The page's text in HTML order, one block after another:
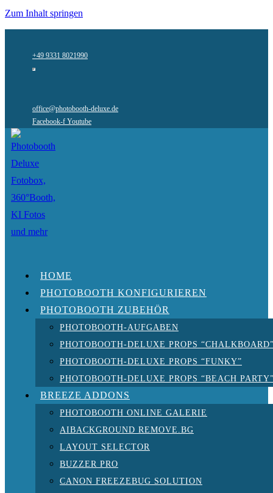
Zum Inhalt springen
+49 9331 8021990
office@photobooth-deluxe.de
Facebook-f Youtube
HOME
PHOTOBOOTH KONFIGURIEREN
PHOTOBOOTH ZUBEHÖR
PHOTOBOOTH-AUFGABEN
PHOTOBOOTH-DELUXE PROPS
PHOTOBOOTH-DELUXE PROPS “FUNKY”
PHOTOBOOTH-DELUXE PROPS “BEACH
BREEZE ADDONS
PHOTOBOOTH ONLINE GALERIE
AIBACKGROUND REMOVE.BG
LAYOUT SELECTOR
BUZZER PRO
CANON FREEZEBUG SOLUTION